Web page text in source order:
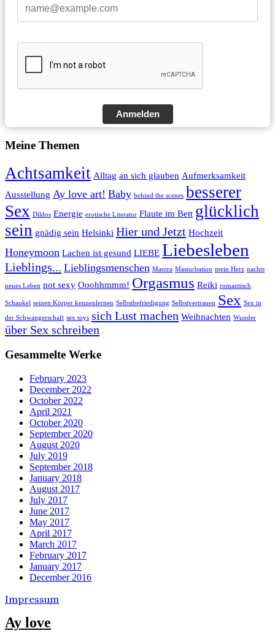
Anmelden
Meine Themen
Achtsamkeit Alltag an sich glauben Aufmerksamkeit
Ausstellung Ay love art! Baby behind the scenes besserer
Sex Dildos Energie erotische Literatur Flaute im Bett glücklich
sein gnädig sein Helsinki Hier und Jetzt Hochzeit
Honeymoon Lachen ist gesund LIEBE Liebesleben
Lieblings... Lieblingsmenschen Mantra Masturbation mein Herz nachts
neues Leben not sexy Ooohhmmm! Orgasmus Reiki romantisch
Schaukel seinen Körper kennenlernen Selbstbefriedigung Selbstvertrauen Sex Sex in
der Schwangerschaft sex toys sich Lust machen Weihnachten Wunder
über Sex schreiben
Gesammelte Werke
February 2023
December 2022
October 2022
April 2021
October 2020
September 2020
August 2020
July 2019
September 2018
January 2018
August 2017
July 2017
June 2017
May 2017
April 2017
March 2017
February 2017
January 2017
December 2016
Impressum
Ay love